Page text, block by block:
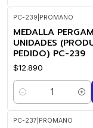
PC-239 PROMANO
MEDALLA
UNIDADES
PEDIDO) PC-239
$12.890
Cantidad
PC-237 PROMANO